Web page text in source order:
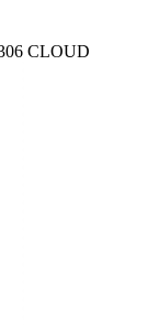
CLOUD